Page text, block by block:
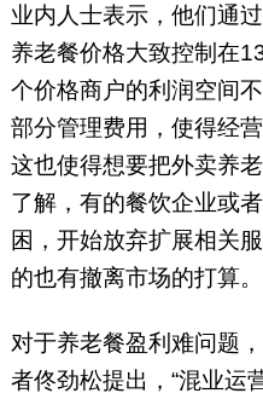
业内人士表示，他们通
养老餐价格大致控制在
个价格商户的利润空间
部分管理费用，使得经
这也使得想要把外卖养
了解，有的餐饮企业或
困，开始放弃扩展相关
的也有撤离市场的打算。
对于养老餐盈利难问题
者佟劲松提出，“混业运